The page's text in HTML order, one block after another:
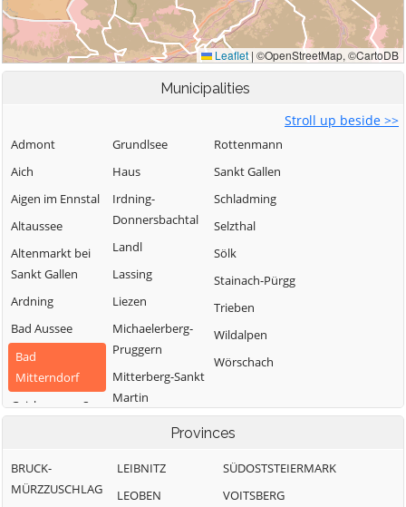
Municipalities
Stroll up beside >>
Admont
Aich
Aigen im Ennstal
Altaussee
Altenmarkt bei
Sankt Gallen
Ardning
Bad Aussee
Bad
Mitterndorf
Gaishorn am See
Grundlsee
Haus
Irdning-
Donnersbachtal
Landl
Lassing
Liezen
Michaelerberg-
Pruggern
Mitterberg-Sankt
Martin
Dachstein
Rottenmann
Sankt Gallen
Schladming
Selzthal
Sölk
Stainach-Pürgg
Trieben
Wildalpen
Wörschach
Provinces
BRUCK-
MÜRZZUSCHLAG
LEIBNITZ
LEOBEN
SÜDOSTSTEIERMARK
VOITSBERG